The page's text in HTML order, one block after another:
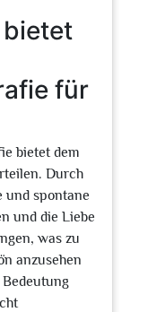
bietet
für
bietet dem
Durch
und spontane
und die Liebe
was zu
anzusehen